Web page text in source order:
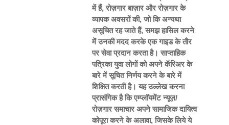
में हैं, रोज़गार बाज़ार और रोज़गार के
व्यापक अवसरों की, जो कि अन्यथा
असूचित रह जाते हैं, समझ हासिल करने
में उनकी मदद करके एक गाइड के तौर
पर सेवा प्रदान करता है। साप्ताहिक
पत्रिका युवा लोगों को अपने कॅरिअर के
बारे में सूचित निर्णय करने के बारे में
शिक्षित करती है। यह उल्लेख करना
प्रासंगिक है कि एम्प्लॉयमेंट न्यूज़/
रोज़गार समाचार अपने सामाजिक दायित्व
कोपूरा करने के अलावा, जिसके लिये ये